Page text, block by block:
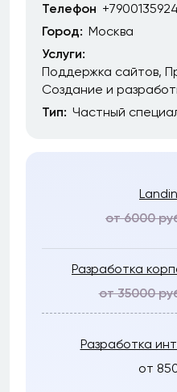
Телефон
Город: Москва
Услуги:
Поддержка сайтов
Создание и
Тип: Частный
от 6000
Разработка
от 35000
Разработка
от